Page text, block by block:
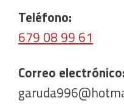
Teléfono:
679 08 99 61
Correo electrónico: